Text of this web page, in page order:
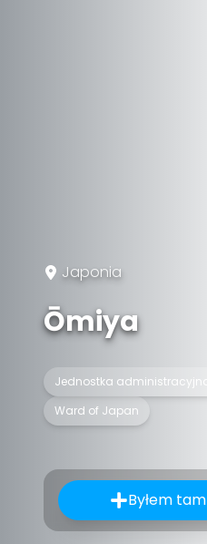
Japonia
Ōmiya
Jednostka administracyjna
Ward of Japan
Byłem tam